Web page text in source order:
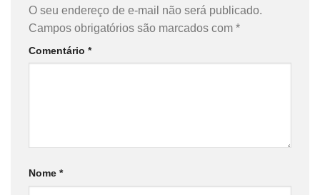
O seu endereço de e-mail não será publicado.
Campos obrigatórios são marcados com *
Comentário *
Nome *